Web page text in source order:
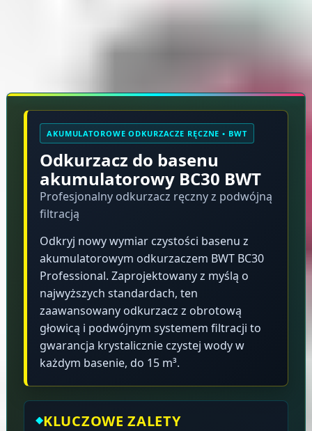
AKUMULATOROWE ODKURZACZE RĘCZNE • BWT
Odkurzacz do basenu
akumulatorowy BC30 BWT
Profesjonalny odkurzacz ręczny z podwójną
filtracją
Odkryj nowy wymiar czystości basenu z
akumulatorowym odkurzaczem BWT BC30
Professional. Zaprojektowany z myślą o
najwyższych standardach, ten
zaawansowany odkurzacz z obrotową
głowicą i podwójnym systemem filtracji to
gwarancja krystalicznie czystej wody w
każdym basenie, do 15 m³.
KLUCZOWE ZALETY